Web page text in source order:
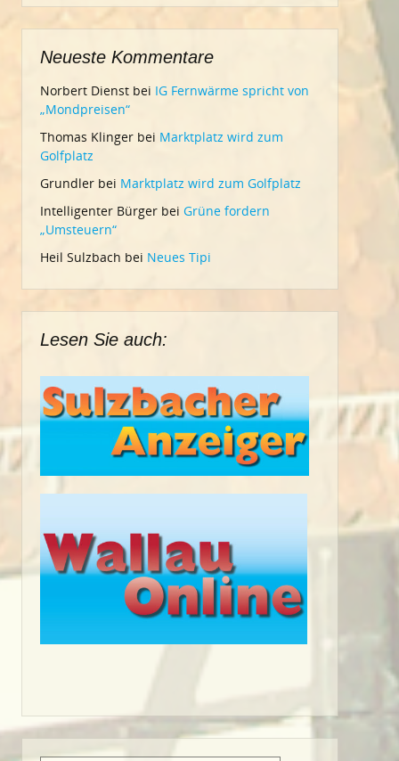
Neueste Kommentare
Norbert Dienst bei IG Fernwärme spricht von
„Mondpreisen“
Thomas Klinger bei Marktplatz wird zum
Golfplatz
Grundler bei Marktplatz wird zum Golfplatz
Intelligenter Bürger bei Grüne fordern
„Umsteuern“
Heil Sulzbach bei Neues Tipi
Lesen Sie auch: